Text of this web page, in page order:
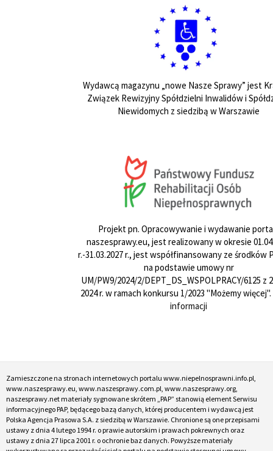
Wydawcą magazynu „nowe Nasze Sprawy” jest
Związek Rewizyjny Spółdzielni Inwalidów i
Niewidomych z siedzibą w Warszawie
Projekt pn. Opracowywanie i wydawanie
naszesprawy.eu, jest realizowany w okresie
r.-31.03.2027 r., jest współfinansowany ze środków
na podstawie umowy nr
UM/PW9/2024/2/DEPT_DS_WSPOLPRACY/6125 z
2024 r. w ramach konkursu 1/2023 "Możemy więcej".
informacji
Zamieszczone na stronach internetowych portalu www.niepelnosprawni.info.pl,
www.naszesprawy.eu, www.naszesprawy.com.pl, www.naszesprawy.org,
naszesprawy.net materiały sygnowane skrótem „PAP” stanowią element Serwisu
informacyjnego PAP, będącego bazą danych, której producentem i wydawcą jest
Polska Agencja Prasowa S.A. z siedzibą w Warszawie. Chronione są one przepisami
ustawy z dnia 4 lutego 1994 r. o prawie autorskim i prawach pokrewnych oraz
ustawy z dnia 27 lipca 2001 r. o ochronie baz danych. Powyższe materiały